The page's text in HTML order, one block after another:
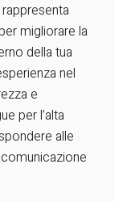
rappresenta
migliorare la
della tua
nel
e
per l’alta
alle